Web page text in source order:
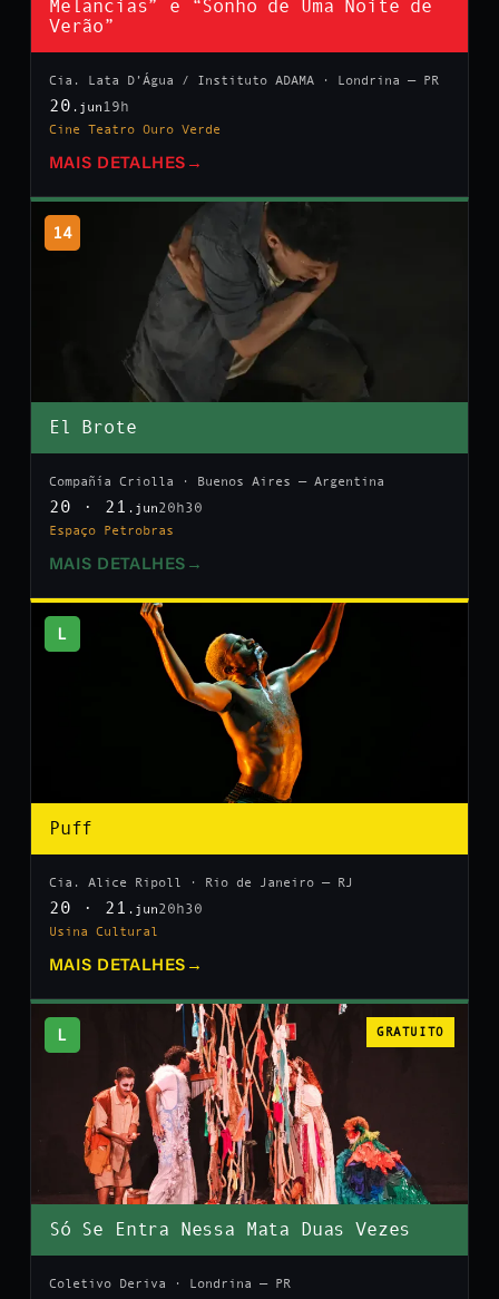
Melancias” e “Sonho de Uma Noite de
Verão”
Cia. Lata D’Água / Instituto ADAMA · Londrina — PR
20 .jun 19h
Cine Teatro Ouro Verde
MAIS DETALHES →
14
El Brote
Compañía Criolla · Buenos Aires — Argentina
20 · 21 .jun20h30
Espaço Petrobras
MAIS DETALHES →
L
Puff
Cia. Alice Ripoll · Rio de Janeiro — RJ
20 · 21 .jun20h30
Usina Cultural
MAIS DETALHES →
L GRATUITO
Só Se Entra Nessa Mata Duas Vezes
Coletivo Deriva · Londrina — PR